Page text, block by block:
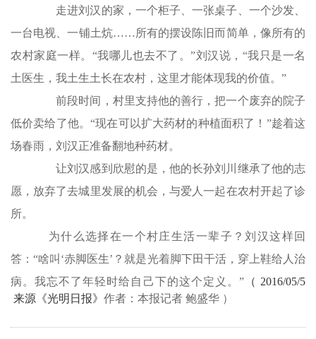
走进刘汉的家，一个柜子、一张桌子、一个沙发、
一台电视、一铺土炕……所有的摆设陈旧而简单，像所有的
农村家庭一样。“我哪儿也去不了。”刘汉说，“我只是一名
土医生，我土生土长在农村，这里才能体现我的价值。”
前段时间，村里支持他的善行，把一个废弃的院子
低价卖给了他。“现在可以扩大药材的种植面积了！”趁着这
场春雨，刘汉正准备翻地种药材。
让刘汉感到欣慰的是，他的长孙刘川继承了他的志
愿，放弃了去城里发展的机会，与爱人一起在农村开起了诊
所。
为什么选择在一个村庄生活一辈子？刘汉这样回
答：“啥叫‘赤脚医生’？就是光着脚下田干活，穿上鞋给人治
病。我忘不了年轻时给自己下的这个定义。”（ 2016/05/5
来源《光明日报》 作者：本报记者 鲍盛华 ）